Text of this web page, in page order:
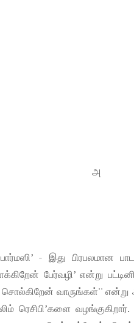
அ
- இது பிரபலமான
பேர்வழி’ என்று பட்டினி
வாருங்கள்'' என்று
ரெசிபி’களை